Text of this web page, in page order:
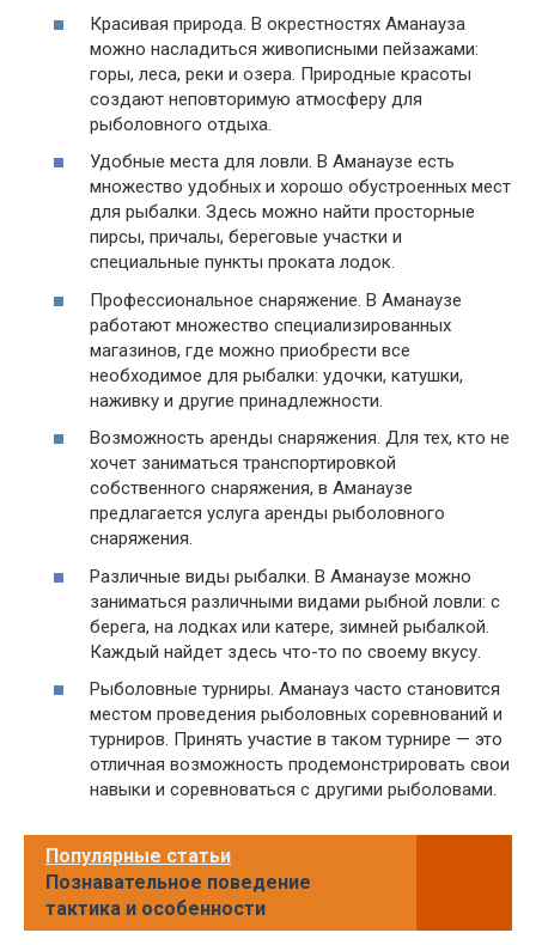
Красивая природа. В окрестностях Аманауза
можно насладиться живописными пейзажами:
горы, леса, реки и озера. Природные красоты
создают неповторимую атмосферу для
рыболовного отдыха.
Удобные места для ловли. В Аманаузе есть
множество удобных и хорошо обустроенных мест
для рыбалки. Здесь можно найти просторные
пирсы, причалы, береговые участки и
специальные пункты проката лодок.
Профессиональное снаряжение. В Аманаузе
работают множество специализированных
магазинов, где можно приобрести все
необходимое для рыбалки: удочки, катушки,
наживку и другие принадлежности.
Возможность аренды снаряжения. Для тех, кто не
хочет заниматься транспортировкой
собственного снаряжения, в Аманаузе
предлагается услуга аренды рыболовного
снаряжения.
Различные виды рыбалки. В Аманаузе можно
заниматься различными видами рыбной ловли: с
берега, на лодках или катере, зимней рыбалкой.
Каждый найдет здесь что-то по своему вкусу.
Рыболовные турниры. Аманауз часто становится
местом проведения рыболовных соревнований и
турниров. Принять участие в таком турнире — это
отличная возможность продемонстрировать свои
навыки и соревноваться с другими рыболовами.
Популярные статьи
Познавательное поведение
тактика и особенности